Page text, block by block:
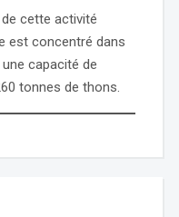
cette activité
est concentré dans
capacité de
tonnes de thons.